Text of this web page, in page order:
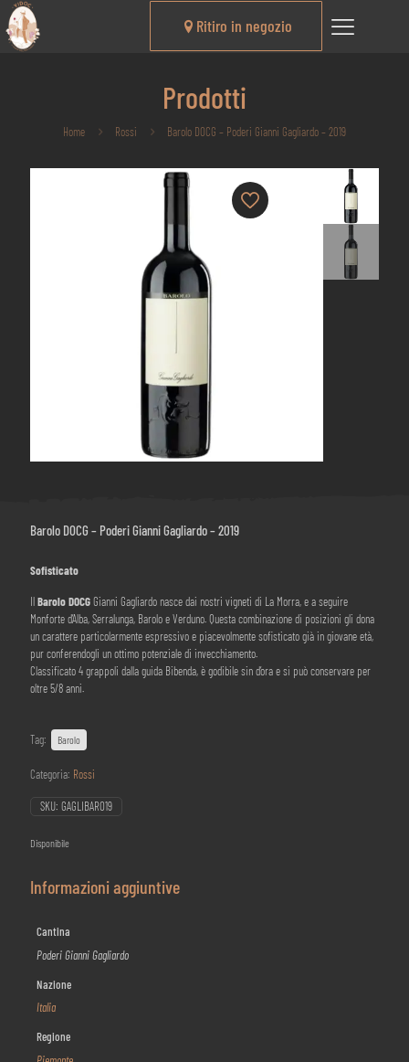
Ritiro in negozio
Prodotti
Home Rossi Barolo DOCG – Poderi Gianni Gagliardo – 2019
Barolo DOCG – Poderi Gianni Gagliardo – 2019
Sofisticato
IlBarolo DOCGGianni Gagliardo nasce dai nostri vigneti di La Morra, e a seguire
Monforte d’Alba, Serralunga, Barolo e Verduno. Questa combinazione di posizioni gli dona
un carattere particolarmente espressivo e piacevolmente sofisticato già in giovane età,
pur conferendogli un ottimo potenziale di invecchiamento.
Classificato 4 grappoli dalla guida Bibenda, è godibile sin d’ora e si può conservare per
oltre 5/8 anni.
Tag: Barolo
Categoria: Rossi
SKU: GAGLIBARO19
Disponibile
Informazioni aggiuntive
Cantina
Poderi Gianni Gagliardo
Nazione
Italia
Regione